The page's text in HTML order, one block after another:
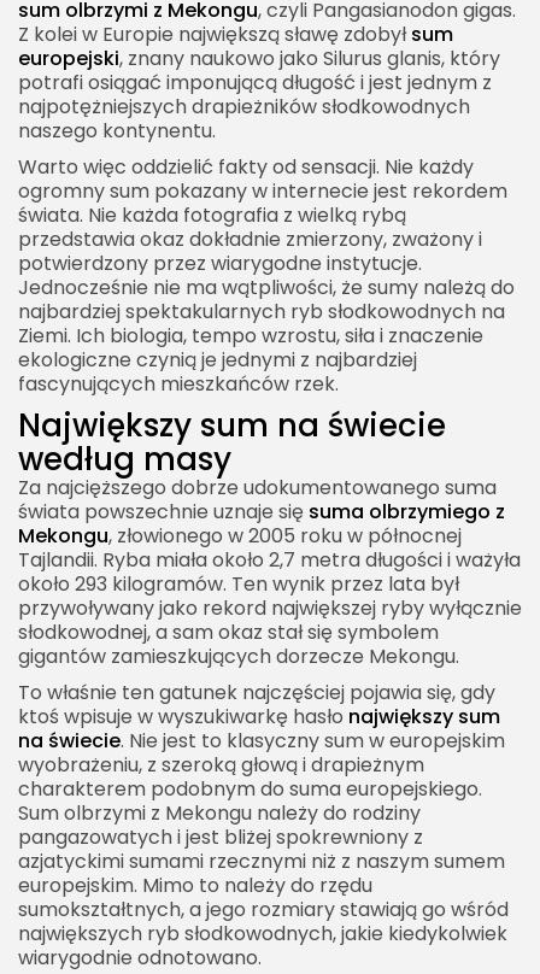
sum olbrzymi z Mekongu, czyli Pangasianodon gigas.
Z kolei w Europie największą sławę zdobyłsum
europejski, znany naukowo jako Silurus glanis, który
potrafi osiągać imponującą długość i jest jednym z
najpotężniejszych drapieżników słodkowodnych
naszego kontynentu.
Warto więc oddzielić fakty od sensacji. Nie każdy
ogromny sum pokazany w internecie jest rekordem
świata. Nie każda fotografia z wielką rybą
przedstawia okaz dokładnie zmierzony, zważony i
potwierdzony przez wiarygodne instytucje.
Jednocześnie nie ma wątpliwości, że sumy należą do
najbardziej spektakularnych ryb słodkowodnych na
Ziemi. Ich biologia, tempo wzrostu, siła i znaczenie
ekologiczne czynią je jednymi z najbardziej
fascynujących mieszkańców rzek.
Największy sum na świecie
według masy
Za najcięższego dobrze udokumentowanego suma
świata powszechnie uznaje się suma olbrzymiego z
Mekongu, złowionego w 2005 roku w północnej
Tajlandii. Ryba miała około 2,7 metra długości i ważyła
około 293 kilogramów. Ten wynik przez lata był
przywoływany jako rekord największej ryby wyłącznie
słodkowodnej, a sam okaz stał się symbolem
gigantów zamieszkujących dorzecze Mekongu.
To właśnie ten gatunek najczęściej pojawia się, gdy
ktoś wpisuje w wyszukiwarkę hasło największy sum
na świecie. Nie jest to klasyczny sum w europejskim
wyobrażeniu, z szeroką głową i drapieżnym
charakterem podobnym do suma europejskiego.
Sum olbrzymi z Mekongu należy do rodziny
pangazowatych i jest bliżej spokrewniony z
azjatyckimi sumami rzecznymi niż z naszym sumem
europejskim. Mimo to należy do rzędu
sumokształtnych, a jego rozmiary stawiają go wśród
największych ryb słodkowodnych, jakie kiedykolwiek
wiarygodnie odnotowano.